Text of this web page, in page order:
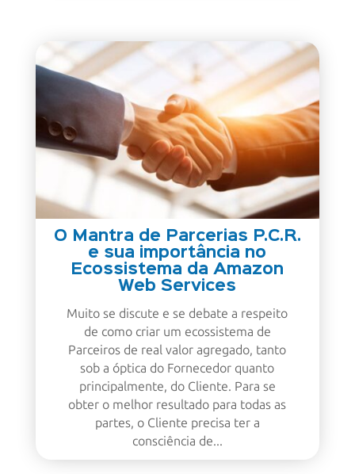
O Mantra de Parcerias P.C.R.
e sua importância no
Ecossistema da Amazon
Web Services
Muito se discute e se debate a respeito
de como criar um ecossistema de
Parceiros de real valor agregado, tanto
sob a óptica do Fornecedor quanto
principalmente, do Cliente. Para se
obter o melhor resultado para todas as
partes, o Cliente precisa ter a
consciência de...